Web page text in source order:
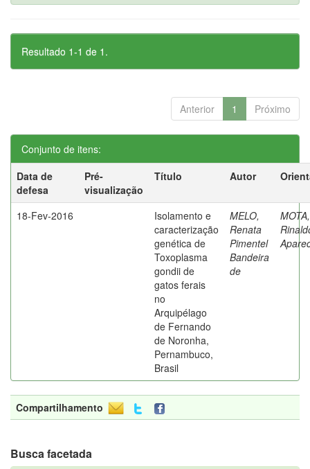
Resultado 1-1 de 1.
Anterior 1 Próximo
Conjunto de itens:
Data de
defesa
Pré-
visualização
Título Autor
18-Fev-2016
Isolamento e
caracterização
genética de
Toxoplasma
gondii de
gatos ferais
no
Arquipélago
de Fernando
de Noronha,
Pernambuco,
Brasil
MELO,
Renata
Pimentel
Bandeira
de
MOTA,
Compartilhamento
Busca facetada